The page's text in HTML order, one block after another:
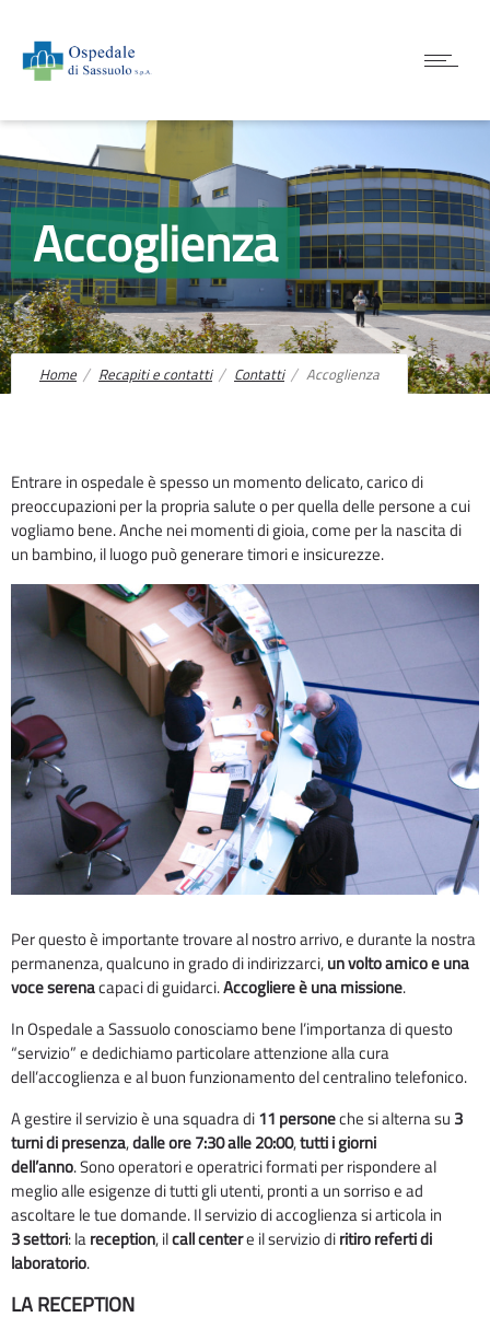
Accoglienza
Home Recapiti e contatti Contatti Accoglienza
Entrare in ospedale è spesso un momento delicato, carico di
preoccupazioni per la propria salute o per quella delle persone a cui
vogliamo bene. Anche nei momenti di gioia, come per la nascita di
un bambino, il luogo può generare timori e insicurezze.
Per questo è importante trovare al nostro arrivo, e durante la nostra
permanenza, qualcuno in grado di indirizzarci,un volto amico e una
voce serenacapaci di guidarci.Accogliere è una missione.
In Ospedale a Sassuolo conosciamo bene l’importanza di questo
“servizio” e dedichiamo particolare attenzione alla cura
dell’accoglienza e al buon funzionamento del centralino telefonico.
A gestire il servizio è una squadra di11 personeche si alterna su 3
turni di presenza,dalle ore 7:30 alle 20:00,tutti i giorni
dell’anno. Sono operatori e operatrici formati per rispondere al
meglio alle esigenze di tutti gli utenti, pronti a un sorriso e ad
ascoltare le tue domande. Il servizio di accoglienza si articola in
3 settori: lareception, ilcall centere il servizio diritiro referti di
laboratorio.
LA RECEPTION